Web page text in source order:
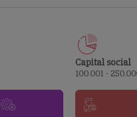
comerciais e analisar o risco de
Capital social
100.001 -